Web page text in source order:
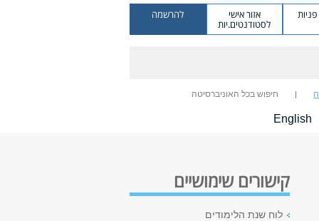
אזור אישי
לסטודנטים.יות
להרשמה
חיפוש בכל האוניברסיטה
English
קישורים שימושיים
לוח שנת הלימודים